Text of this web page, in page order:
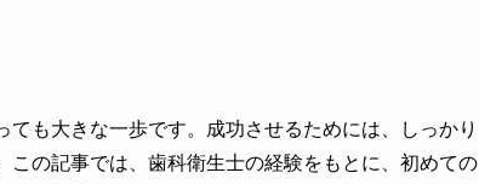
も大きな一歩です。成功させるためには、しっかり
の記事では、歯科衛生士の経験をもとに、初めての